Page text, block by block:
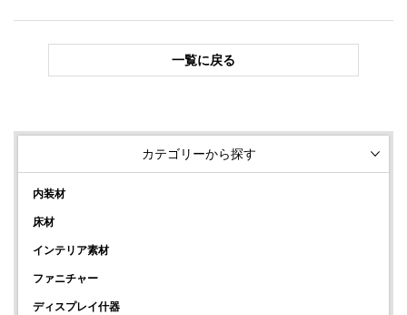
一覧に戻る
カテゴリーから探す
内装材
床材
インテリア素材
ファニチャー
ディスプレイ什器